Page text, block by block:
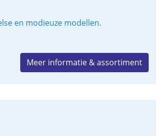
en modieuze modellen.
Meer informatie & assortiment